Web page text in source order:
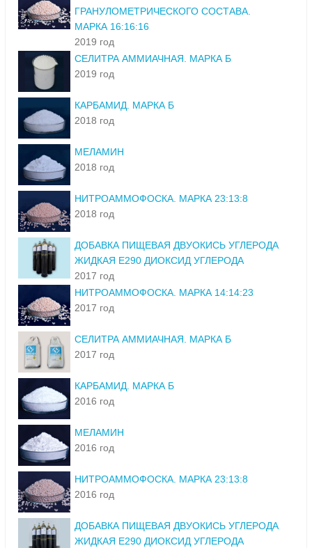
ГРАНУЛОМЕТРИЧЕСКОГО СОСТАВА.
МАРКА 16:16:16
2019 год
СЕЛИТРА АММИАЧНАЯ. МАРКА Б
2019 год
КАРБАМИД. МАРКА Б
2018 год
МЕЛАМИН
2018 год
НИТРОАММОФОСКА. МАРКА 23:13:8
2018 год
ДОБАВКА ПИЩЕВАЯ ДВУОКИСЬ УГЛЕРОДА
ЖИДКАЯ Е290 ДИОКСИД УГЛЕРОДА
2017 год
НИТРОАММОФОСКА. МАРКА 14:14:23
2017 год
СЕЛИТРА АММИАЧНАЯ. МАРКА Б
2017 год
КАРБАМИД. МАРКА Б
2016 год
МЕЛАМИН
2016 год
НИТРОАММОФОСКА. МАРКА 23:13:8
2016 год
ДОБАВКА ПИЩЕВАЯ ДВУОКИСЬ УГЛЕРОДА
ЖИДКАЯ Е290 ДИОКСИД УГЛЕРОДА